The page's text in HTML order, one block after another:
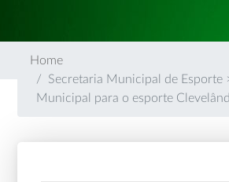
Home
Secretaria Municipal de Esporte
Municipal para o esporte